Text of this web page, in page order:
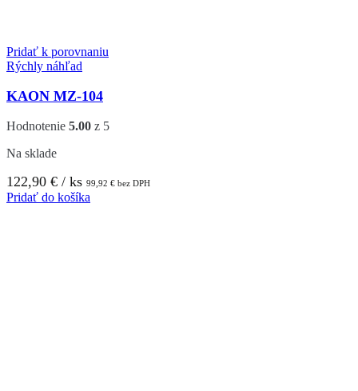
Pridať k porovnaniu
Rýchly náhľad
KAON MZ-104
Hodnotenie 5.00 z 5
Na sklade
122,90 € / ks 99,92 € bez DPH
Pridať do košíka